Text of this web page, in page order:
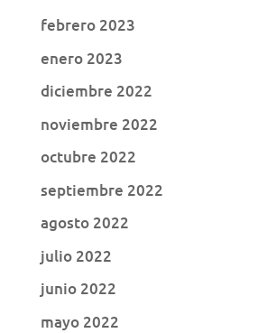
febrero 2023
enero 2023
diciembre 2022
noviembre 2022
octubre 2022
septiembre 2022
agosto 2022
julio 2022
junio 2022
mayo 2022